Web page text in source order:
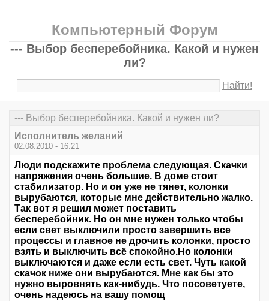
Компьютерный Форум
--- Выбор бесперебойника. Какой и нужен
ли?
Найти!
--- Выбор бесперебойника. Какой и нужен ли?
Исполнитель желаний
02.08.2010 - 16:21
Люди подскажите проблема следующая. Скачки
напряжения очень большие. В доме стоит
стабилизатор. Но и он уже не тянет, колонки
вырубаются, которые мне действительно жалко.
Так вот я решил может поставить
бесперебойник. Но он мне нужен только чтобы
если свет выключили просто завершить все
процессы и главное не дрочить колонки, просто
взять и выключить всё спокойно.Но колонки
выключаются и даже если есть свет. Чуть какой
скачок ниже они вырубаются. Мне как бы это
нужно выровнять как-нибудь. Что посоветуете,
очень надеюсь на вашу помощ